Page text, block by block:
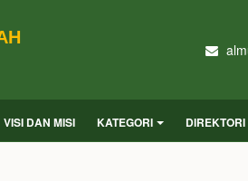
VISI DAN MISI KATEGORI DIREKTORI